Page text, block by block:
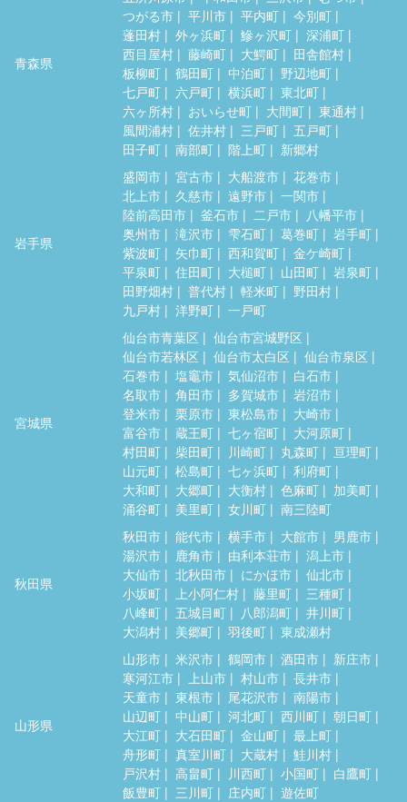
青森県
つがる市
平川市 平内町
今別町
蓬田村
外ヶ浜町 鰺ヶ沢町
深浦町
西目屋村
藤崎町 大鰐町
田舎館村
板柳町
鶴田町 中泊町
野辺地町
七戸町
六戸町 横浜町
東北町
六ヶ所村
おいらせ町 大間町
東通村
風間浦村
佐井村 三戸町
五戸町
田子町
南部町 階上町 新郷村
岩手県
盛岡市 宮古市 大船渡市
花巻市
北上市
久慈市 遠野市
一関市
陸前高田市
釜石市 二戸市
八幡平市
奥州市
滝沢市 雫石町 葛巻町
岩手町
紫波町
矢巾町 西和賀町
金ケ崎町
平泉町
住田町 大槌町 山田町
岩泉町
田野畑村
普代村 軽米町
野田村
九戸村
洋野町 一戸町
宮城県
仙台市青葉区
仙台市宮城野区
仙台市若林区
仙台市太白区
仙台市泉区
石巻市
塩竈市 気仙沼市
白石市
名取市
角田市 多賀城市
岩沼市
登米市
栗原市 東松島市
大崎市
富谷市
蔵王町 七ヶ宿町
大河原町
村田町
柴田町 川崎町 丸森町
亘理町
山元町
松島町 七ヶ浜町
利府町
大和町
大郷町 大衡村 色麻町
加美町
涌谷町
美里町 女川町 南三陸町
秋田県
秋田市 能代市 横手市 大館市
男鹿市
湯沢市
鹿角市 由利本荘市
潟上市
大仙市
北秋田市 にかほ市
仙北市
小坂町
上小阿仁村 藤里町
三種町
八峰町
五城目町 八郎潟町
井川町
大潟村
美郷町 羽後町 東成瀬村
山形県
山形市 米沢市 鶴岡市 酒田市
新庄市
寒河江市
上山市 村山市
長井市
天童市
東根市 尾花沢市
南陽市
山辺町
中山町 河北町 西川町
朝日町
大江町
大石田町 金山町
最上町
舟形町
真室川町 大蔵村
鮭川村
戸沢村
高畠町 川西町 小国町
白鷹町
飯豊町
三川町 庄内町 遊佐町